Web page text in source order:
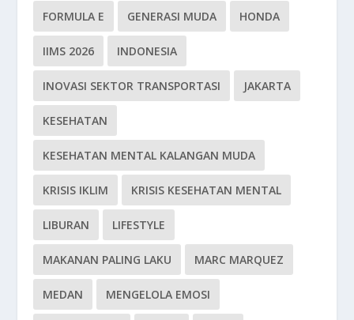
FORMULA E GENERASI MUDA HONDA
IIMS 2026 INDONESIA
INOVASI SEKTOR TRANSPORTASI JAKARTA
KESEHATAN
KESEHATAN MENTAL KALANGAN MUDA
KRISIS IKLIM KRISIS KESEHATAN MENTAL
LIBURAN LIFESTYLE
MAKANAN PALING LAKU MARC MARQUEZ
MEDAN MENGELOLA EMOSI